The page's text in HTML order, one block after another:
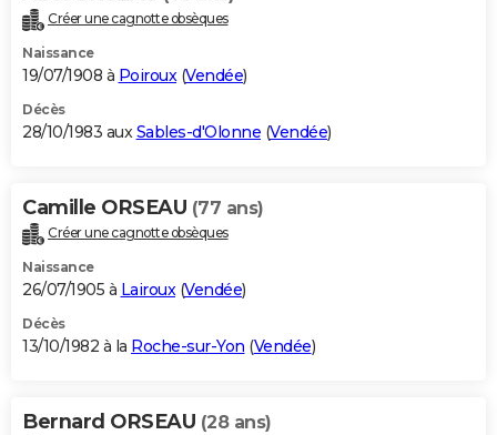
Créer une cagnotte obsèques
Naissance
19/07/1908 à Poiroux(Vendée)
Décès
28/10/1983 auxSables-d'Olonne (Vendée)
Camille ORSEAU (77 ans)
Créer une cagnotte obsèques
Naissance
26/07/1905 à Lairoux(Vendée)
Décès
13/10/1982 à la Roche-sur-Yon (Vendée)
Bernard ORSEAU (28 ans)